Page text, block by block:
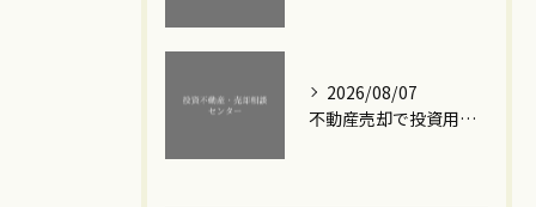
2026/08/07
不動産売却で投資用ワンルームマンションの利益を最大化する実践的な手順と注意点